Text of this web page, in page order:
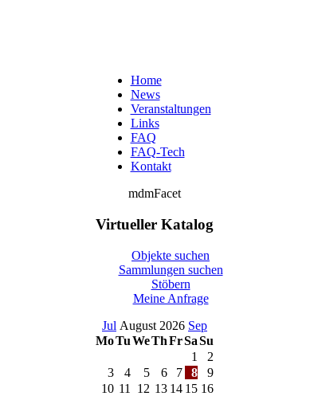
Home
News
Veranstaltungen
Links
FAQ
FAQ-Tech
Kontakt
mdmFacet
Virtueller Katalog
Objekte suchen
Sammlungen suchen
Stöbern
Meine Anfrage
Jul August 2026 Sep
MoTuWeThFrSaSu
1
2
3
4 5 6 7 8
9
10 11 12 13 14 15 16